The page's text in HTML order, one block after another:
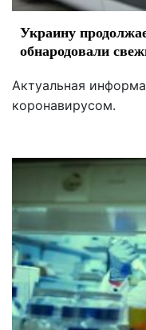
Украину
обнародовали
Актуальная
коронавирусом.